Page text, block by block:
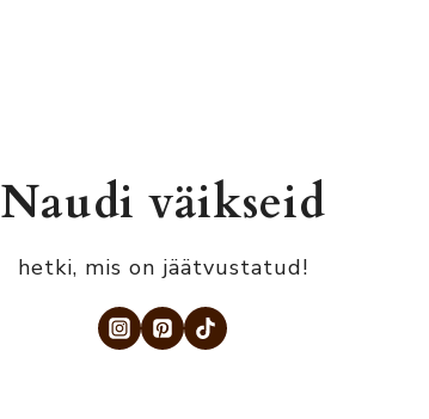
Naudi väikseid
hetki, mis on jäätvustatud!